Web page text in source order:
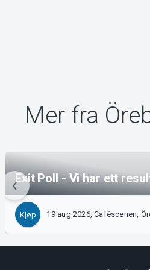
Mer fra
Exit Poll - Vi har ett
Kjøp 19 aug 2026, Caféscenen,